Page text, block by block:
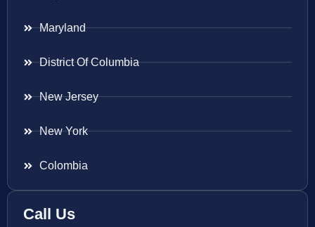
Maryland
District Of Columbia
New Jersey
New York
Colombia
Call Us